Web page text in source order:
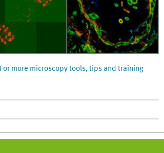
For more microscopy tools, tips and training